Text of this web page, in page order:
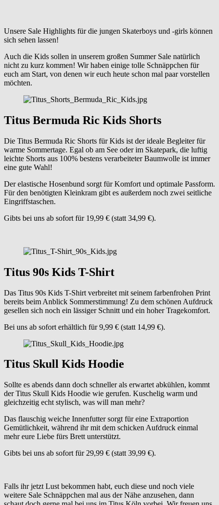
Unsere Sale Highlights für die jungen Skaterboys und -girls können
sich sehen lassen!
Auch die Kids sollen in unserem großen Summer Sale natürlich
nicht zu kurz kommen! Wir haben einige tolle Schnäppchen für
euch am Start, von denen wir euch heute schon mal paar vorstellen
möchten.
Titus Bermuda Ric Kids Shorts
Die Titus Bermuda Ric Shorts für Kids ist der ideale Begleiter für
warme Sommertage. Egal ob am See oder im Skatepark, die luftig
leichte Shorts aus 100% bestens verarbeiteter Baumwolle ist immer
eine gute Wahl!
Der elastische Hosenbund sorgt für Komfort und optimale Passform.
Für den benötigten Kleinkram gibt es außerdem noch zwei seitliche
Eingriffstaschen.
Gibts bei uns ab sofort für 19,99 € (statt 34,99 €).
Titus 90s Kids T-Shirt
Das Titus 90s Kids T-Shirt verbreitet mit seinem farbenfrohen Print
bereits beim Anblick Sommerstimmung! Zu dem schönen Aufdruck
gesellen sich noch ein lässiger Schnitt und ein hoher Tragekomfort.
Bei uns ab sofort erhältlich für 9,99 € (statt 14,99 €).
Titus Skull Kids Hoodie
Sollte es abends dann doch schneller als erwartet abkühlen, kommt
der Titus Skull Kids Hoodie wie gerufen. Kuschelig warm und
gleichzeitig echt stylisch, was will man mehr?
Das flauschig weiche Innenfutter sorgt für eine Extraportion
Gemütlichkeit, während ihr mit dem schicken Aufdruck einmal
mehr eure Liebe fürs Brett unterstützt.
Gibts bei uns ab sofort für 29,99 € (statt 39,99 €).
Falls ihr jetzt Lust bekommen habt, euch diese und noch viele
weitere Sale Schnäppchen mal aus der Nähe anzusehen, dann